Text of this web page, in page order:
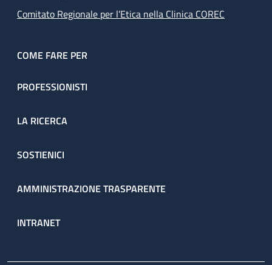
Comitato Regionale per l’Etica nella Clinica COREC
COME FARE PER
PROFESSIONISTI
LA RICERCA
SOSTIENICI
AMMINISTRAZIONE TRASPARENTE
INTRANET